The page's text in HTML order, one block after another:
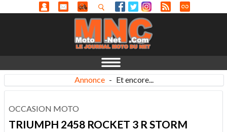
Annonce - Et encore...
OCCASION MOTO
TRIUMPH 2458 ROCKET 3 R STORM